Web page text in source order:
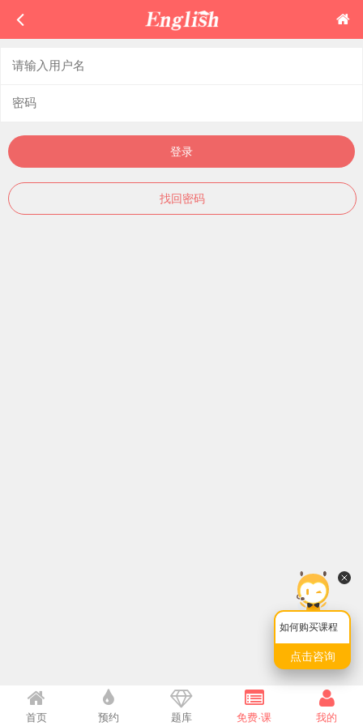
登录
找回密码
如何购买课程
点击咨询
首页 预约 题库 免费·课 我的